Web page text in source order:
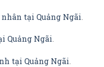
tại Quảng Ngãi.
Quảng Ngãi.
tại Quảng Ngãi.